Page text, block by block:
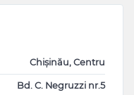
Chișinău, Centru
Bd. C. Negruzzi nr.5